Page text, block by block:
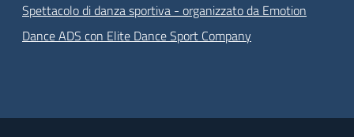
Spettacolo di danza sportiva - organizzato da Emotion
Dance ADS con Elite Dance Sport Company